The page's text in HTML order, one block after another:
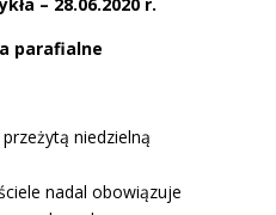
parafialne
niedzielną
nadal obowiązuje